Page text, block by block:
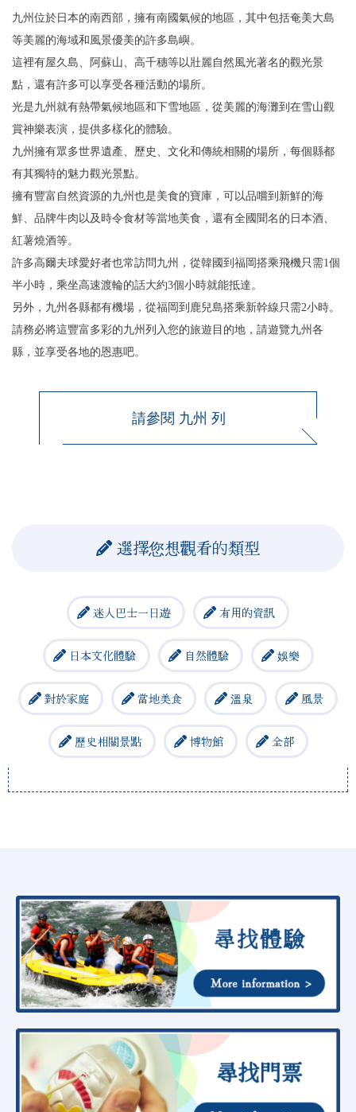
九州位於日本的南西部，擁有南國氣候的地區，其中包括奄美大島
等美麗的海域和風景優美的許多島嶼。
這裡有屋久島、阿蘇山、高千穗等以壯麗自然風光著名的觀光景
點，還有許多可以享受各種活動的場所。
光是九州就有熱帶氣候地區和下雪地區，從美麗的海灘到在雪山觀
賞神樂表演，提供多樣化的體驗。
九州擁有眾多世界遺產、歷史、文化和傳統相關的場所，每個縣都
有其獨特的魅力觀光景點。
擁有豐富自然資源的九州也是美食的寶庫，可以品嚐到新鮮的海
鮮、品牌牛肉以及時令食材等當地美食，還有全國聞名的日本酒、
紅薯燒酒等。
許多高爾夫球愛好者也常訪問九州，從韓國到福岡搭乘飛機只需1個
半小時，乘坐高速渡輪的話大約3個小時就能抵達。
另外，九州各縣都有機場，從福岡到鹿兒島搭乘新幹線只需2小時。
請務必將這豐富多彩的九州列入您的旅遊目的地，請遊覽九州各
縣，並享受各地的恩惠吧。
請參閱 九州 列
選擇您想觀看的類型
迷人巴士一日遊 有用的資訊
日本文化體驗 自然體驗 娛樂
對於家庭 當地美食 溫泉 風景
歷史相關景點 博物館 全部